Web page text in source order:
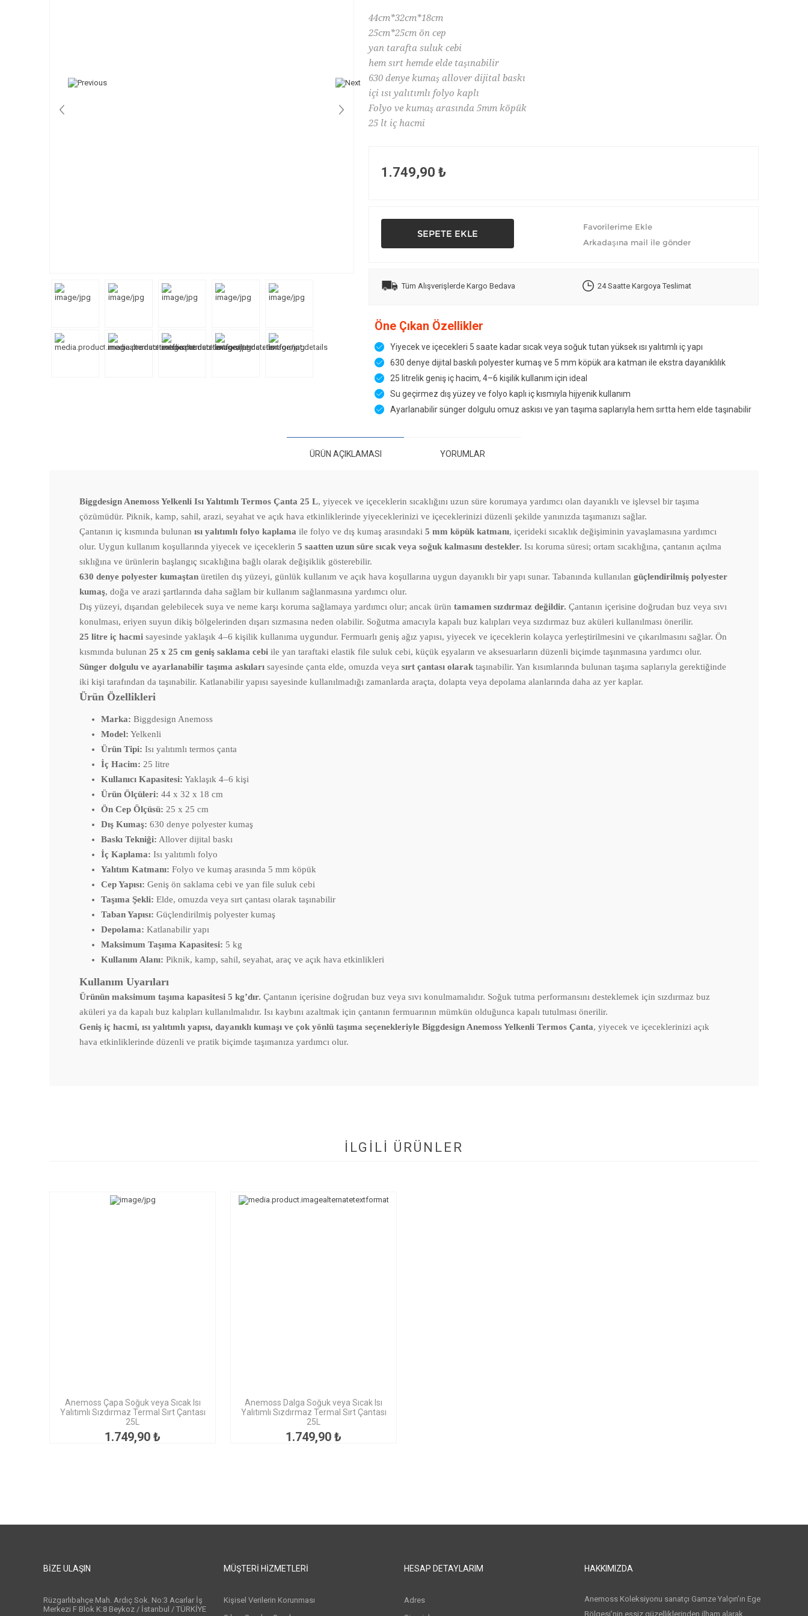
44cm*32cm*18cm
25cm*25cm ön cep
yan tarafta suluk cebi
hem sırt hemde elde taşınabilir
630 denye kumaş allover dijital baskı
içi ısı yalıtımlı folyo kaplı
Folyo ve kumaş arasında 5mm köpük
25 lt iç hacmi
1.749,90 ₺
Tüm Alışverişlerde Kargo Bedava 24 Saatte Kargoya Teslimat
Öne Çıkan Özellikler
Yiyecek ve içecekleri 5 saate kadar sıcak veya soğuk tutan yüksek ısı yalıtımlı iç yapı
630 denye dijital baskılı polyester kumaş ve 5 mm köpük ara katman ile ekstra dayanıklılık
25 litrelik geniş iç hacim, 4–6 kişilik kullanım için ideal
Su geçirmez dış yüzey ve folyo kaplı iç kısmıyla hijyenik kullanım
Ayarlanabilir sünger dolgulu omuz askısı ve yan taşıma saplarıyla hem sırtta hem elde taşınabilir
ÜRÜN AÇIKLAMASI YORUMLAR
Biggdesign Anemoss Yelkenli Isı Yalıtımlı Termos Çanta 25 L, yiyecek ve içeceklerin sıcaklığını uzun süre korumaya yardımcı olan dayanıklı ve işlevsel bir taşıma
çözümüdür. Piknik, kamp, sahil, arazi, seyahat ve açık hava etkinliklerinde yiyeceklerinizi ve içeceklerinizi düzenli şekilde yanınızda taşımanızı sağlar.
Çantanın iç kısmında bulunan ısı yalıtımlı folyo kaplama ile folyo ve dış kumaş arasındaki 5 mm köpük katmanı, içerideki sıcaklık değişiminin yavaşlamasına yardımcı
olur. Uygun kullanım koşullarında yiyecek ve içeceklerin 5 saatten uzun süre sıcak veya soğuk kalmasını destekler. Isı koruma süresi; ortam sıcaklığına, çantanın açılma
sıklığına ve ürünlerin başlangıç sıcaklığına bağlı olarak değişiklik gösterebilir.
630 denye polyester kumaştan üretilen dış yüzeyi, günlük kullanım ve açık hava koşullarına uygun dayanıklı bir yapı sunar. Tabanında kullanılan güçlendirilmiş polyester
kumaş, doğa ve arazi şartlarında daha sağlam bir kullanım sağlanmasına yardımcı olur.
Dış yüzeyi, dışarıdan gelebilecek suya ve neme karşı koruma sağlamaya yardımcı olur; ancak ürün tamamen sızdırmaz değildir. Çantanın içerisine doğrudan buz veya sıvı
konulması, eriyen suyun dikiş bölgelerinden dışarı sızmasına neden olabilir. Soğutma amacıyla kapalı buz kalıpları veya sızdırmaz buz aküleri kullanılması önerilir.
25 litre iç hacmi sayesinde yaklaşık 4–6 kişilik kullanıma uygundur. Fermuarlı geniş ağız yapısı, yiyecek ve içeceklerin kolayca yerleştirilmesini ve çıkarılmasını sağlar. Ön
kısmında bulunan 25 x 25 cm geniş saklama cebi ile yan taraftaki elastik file suluk cebi, küçük eşyaların ve aksesuarların düzenli biçimde taşınmasına yardımcı olur.
Sünger dolgulu ve ayarlanabilir taşıma askıları sayesinde çanta elde, omuzda veya sırt çantası olarak taşınabilir. Yan kısımlarında bulunan taşıma saplarıyla gerektiğinde
iki kişi tarafından da taşınabilir. Katlanabilir yapısı sayesinde kullanılmadığı zamanlarda araçta, dolapta veya depolama alanlarında daha az yer kaplar.
Ürün Özellikleri
Marka: Biggdesign Anemoss
Model: Yelkenli
Ürün Tipi: Isı yalıtımlı termos çanta
İç Hacim: 25 litre
Kullanıcı Kapasitesi: Yaklaşık 4–6 kişi
Ürün Ölçüleri: 44 x 32 x 18 cm
Ön Cep Ölçüsü: 25 x 25 cm
Dış Kumaş: 630 denye polyester kumaş
Baskı Tekniği: Allover dijital baskı
İç Kaplama: Isı yalıtımlı folyo
Yalıtım Katmanı: Folyo ve kumaş arasında 5 mm köpük
Cep Yapısı: Geniş ön saklama cebi ve yan file suluk cebi
Taşıma Şekli: Elde, omuzda veya sırt çantası olarak taşınabilir
Taban Yapısı: Güçlendirilmiş polyester kumaş
Depolama: Katlanabilir yapı
Maksimum Taşıma Kapasitesi: 5 kg
Kullanım Alanı: Piknik, kamp, sahil, seyahat, araç ve açık hava etkinlikleri
Kullanım Uyarıları
Ürünün maksimum taşıma kapasitesi 5 kg’dır. Çantanın içerisine doğrudan buz veya sıvı konulmamalıdır. Soğuk tutma performansını desteklemek için sızdırmaz buz
aküleri ya da kapalı buz kalıpları kullanılmalıdır. Isı kaybını azaltmak için çantanın fermuarının mümkün olduğunca kapalı tutulması önerilir.
Geniş iç hacmi, ısı yalıtımlı yapısı, dayanıklı kumaşı ve çok yönlü taşıma seçenekleriyle Biggdesign Anemoss Yelkenli Termos Çanta, yiyecek ve içeceklerinizi açık
hava etkinliklerinde düzenli ve pratik biçimde taşımanıza yardımcı olur.
İLGİLİ ÜRÜNLER
Anemoss Çapa Soğuk veya Sıcak Isı
Yalıtımlı Sızdırmaz Termal Sırt Çantası
25L
1.749,90 ₺
Anemoss Dalga Soğuk veya Sıcak Isı
Yalıtımlı Sızdırmaz Termal Sırt Çantası
25L
1.749,90 ₺
BIZE ULAŞIN
Rüzgarlıbahçe Mah. Ardıç Sok. No:3 Acarlar İş
Merkezi F Blok K:8 Beykoz / İstanbul / TÜRKİYE
MÜŞTERI HIZMETLERI
Kişisel Verilerin Korunması
HESAP DETAYLARIM
Adres
HAKKIMIZDA
Anemoss Koleksiyonu sanatçı Gamze Yalçın’ın Ege
Bölgesi’nin eşsiz güzelliklerinden ilham alarak